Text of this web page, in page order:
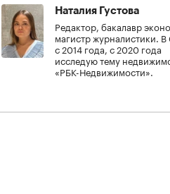
Наталия Густова
Редактор, бакалавр
магистр журналистики.
с 2014 года, с 2020 года
исследую тему
«РБК-Недвижимости».